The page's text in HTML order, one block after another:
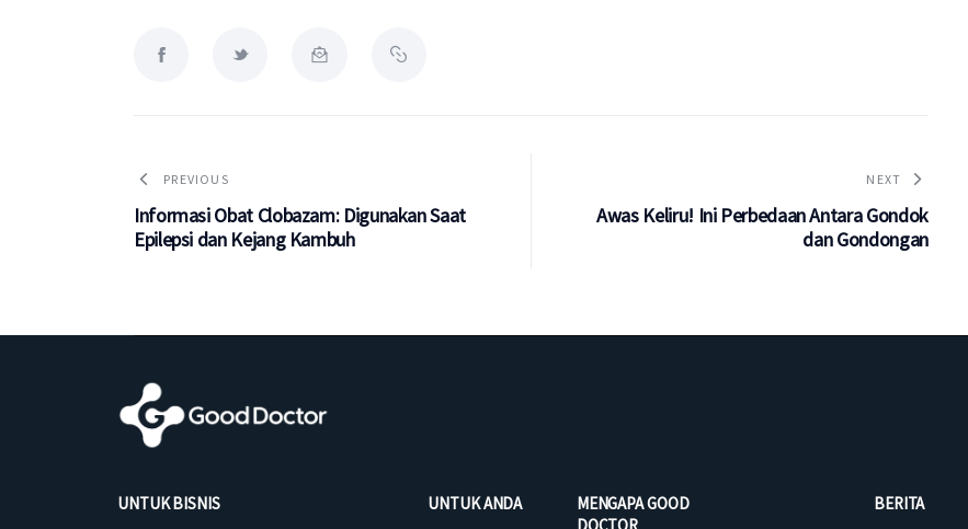
PREVIOUS
Informasi Obat Clobazam: Digunakan Saat
Epilepsi dan Kejang Kambuh
NEXT
Awas Keliru! Ini Perbedaan Antara Gondok
dan Gondongan
UNTUK BISNIS UNTUK ANDA
MENGAPA GOOD
BERITA